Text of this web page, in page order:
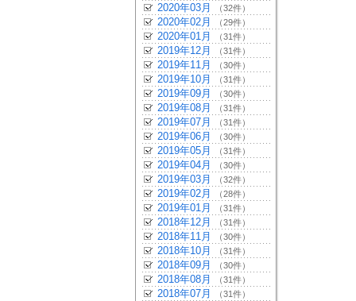
2020年03月 （32件）
2020年02月 （29件）
2020年01月 （31件）
2019年12月 （31件）
2019年11月 （30件）
2019年10月 （31件）
2019年09月 （30件）
2019年08月 （31件）
2019年07月 （31件）
2019年06月 （30件）
2019年05月 （31件）
2019年04月 （30件）
2019年03月 （32件）
2019年02月 （28件）
2019年01月 （31件）
2018年12月 （31件）
2018年11月 （30件）
2018年10月 （31件）
2018年09月 （30件）
2018年08月 （31件）
2018年07月 （31件）